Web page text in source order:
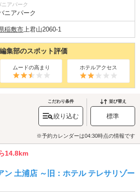
ニアパーク
ニアパーク
稲敷市上君山2060-1
編集部のスポット評価
ムードの高まり ホテルアクセス
こだわり条件
絞り込む
並び替え
標準
※予約カレンダーは04:30時点の情報です
14.8km
ン 土浦店 ～旧：ホテル テレサリゾー